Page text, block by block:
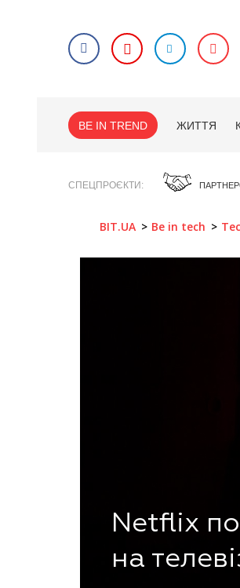
BE IN TREND ЖИТТЯ
СПЕЦПРОЄКТИ
BIT.UA Be in tech
Netflix
на